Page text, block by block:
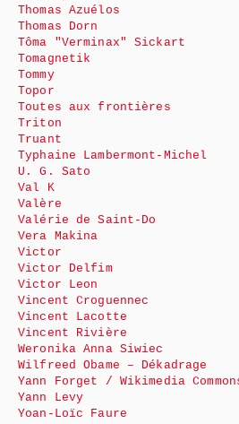
Thomas Azuélos
Thomas Dorn
Tôma "Verminax" Sickart
Tomagnetik
Tommy
Topor
Toutes aux frontières
Triton
Truant
Typhaine Lambermont-Michel
U. G. Sato
Val K
Valère
Valérie de Saint-Do
Vera Makina
Victor
Victor Delfim
Victor Leon
Vincent Croguennec
Vincent Lacotte
Vincent Rivière
Weronika Anna Siwiec
Wilfreed Obame – Dékadrage
Yann Forget / Wikimedia
Yann Levy
Yoan-Loïc Faure